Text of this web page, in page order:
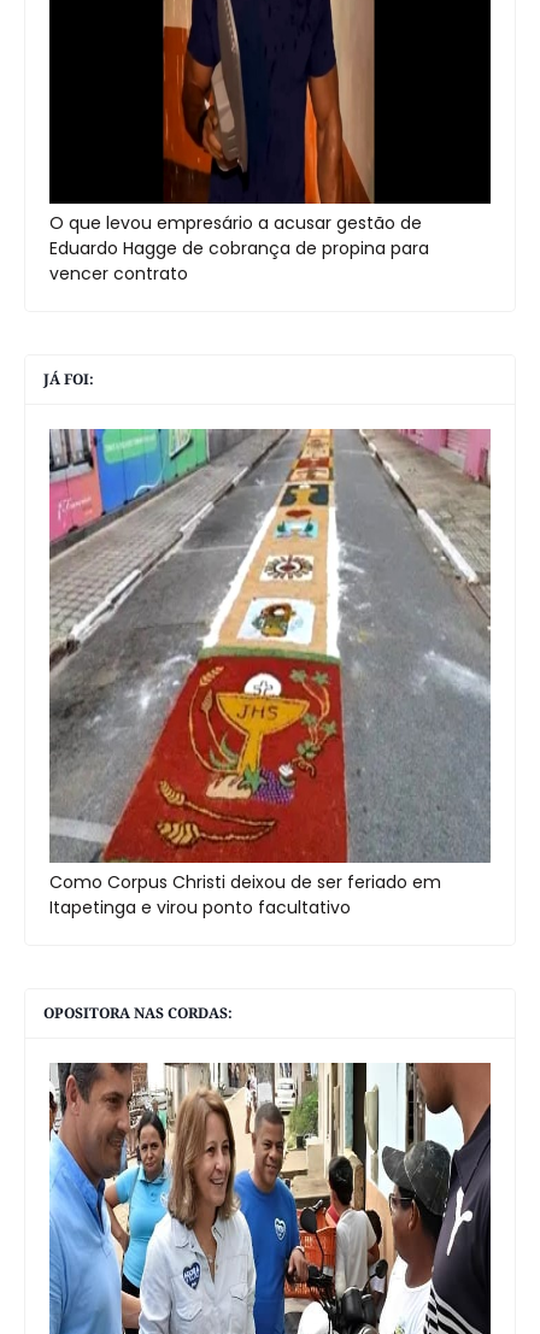
O que levou empresário a acusar gestão de
Eduardo Hagge de cobrança de propina para
vencer contrato
JÁ FOI:
Como Corpus Christi deixou de ser feriado em
Itapetinga e virou ponto facultativo
OPOSITORA NAS CORDAS: